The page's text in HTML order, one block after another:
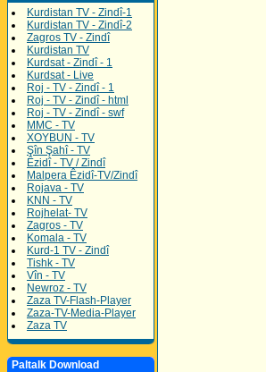
Kurdistan TV - Zindî-1
Kurdistan TV - Zindî-2
Zagros TV - Zindî
Kurdistan TV
Kurdsat - Zindî - 1
Kurdsat - Live
Roj - TV - Zindî - 1
Roj - TV - Zindî - html
Roj - TV - Zindî - swf
MMC - TV
XOYBUN - TV
Şîn Şahî - TV
Êzidî - TV / Zindî
Malpera Êzidî-TV/Zindî
Rojava - TV
KNN - TV
Rojhelat- TV
Zagros - TV
Komala - TV
Kurd-1 TV - Zindî
Tishk - TV
Vîn - TV
Newroz - TV
Zaza TV-Flash-Player
Zaza-TV-Media-Player
Zaza TV
Paltalk Download